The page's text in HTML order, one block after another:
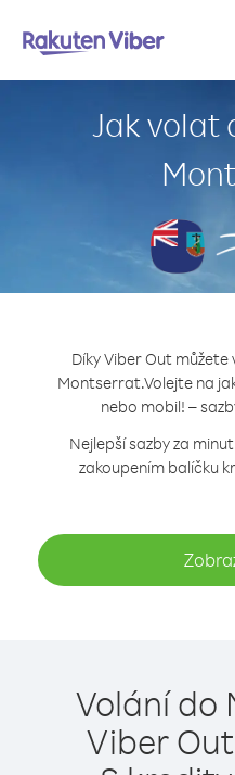
Jak volat
Díky Viber Out
Montserrat.Volejte na
nebo mobil! –
Nejlepší sazby za
zakoupením balíčku
Volání do
Viber